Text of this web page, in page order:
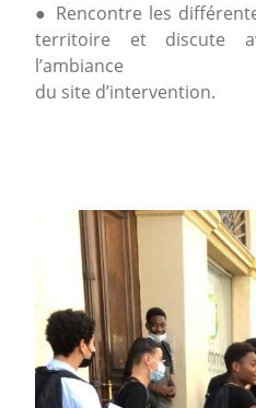
● Rencontre les
territoire et discute
l’ambiance
du site d’intervention.
Image